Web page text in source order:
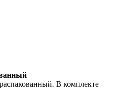
В комплекте